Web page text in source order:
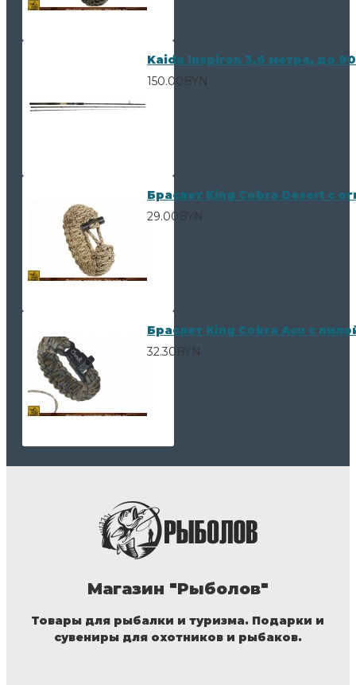
Kaida Inspiron 3,6 метра, до
150.00BYN
Браслет King Cobra Desert с
29.00BYN
Браслет King Cobra Acu с
32.30BYN
Магазин "Рыболов"
Товары для рыбалки и туризма. Подарки и
сувениры для охотников и рыбаков.